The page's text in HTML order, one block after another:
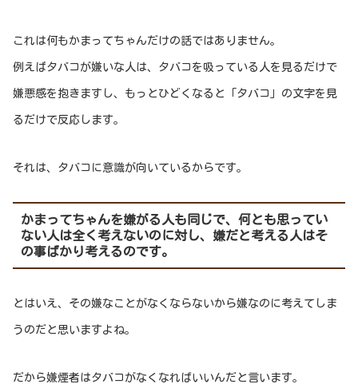
これは何もかまってちゃんだけの話ではありません。
例えばタバコが嫌いな人は、タバコを吸っている人を見るだけで
嫌悪感を抱きますし、もっとひどくなると「タバコ」の文字を見
るだけで反応します。
それは、タバコに意識が向いているからです。
かまってちゃんを嫌がる人も同じで、何とも思ってい
ない人は全く考えないのに対し、嫌だと考える人はそ
の事ばかり考えるのです。
とはいえ、その嫌なことがなくならないから嫌なのに考えてしま
うのだと思いますよね。
だから嫌煙者はタバコがなくなればいいんだと言います。